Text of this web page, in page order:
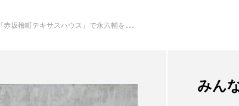
『赤坂檜町テキサスハウス』で永六輔を演じる伊藤健太郎。「振り返ったとき“良かったな”と思える人生であれば」
みん